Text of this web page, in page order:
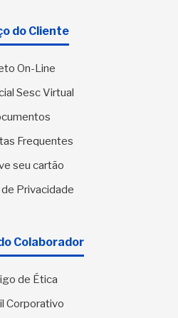
do Cliente
On-Line
Sesc Virtual
Frequentes
seu cartão
Privacidade
Colaborador
de Ética
Corporativo